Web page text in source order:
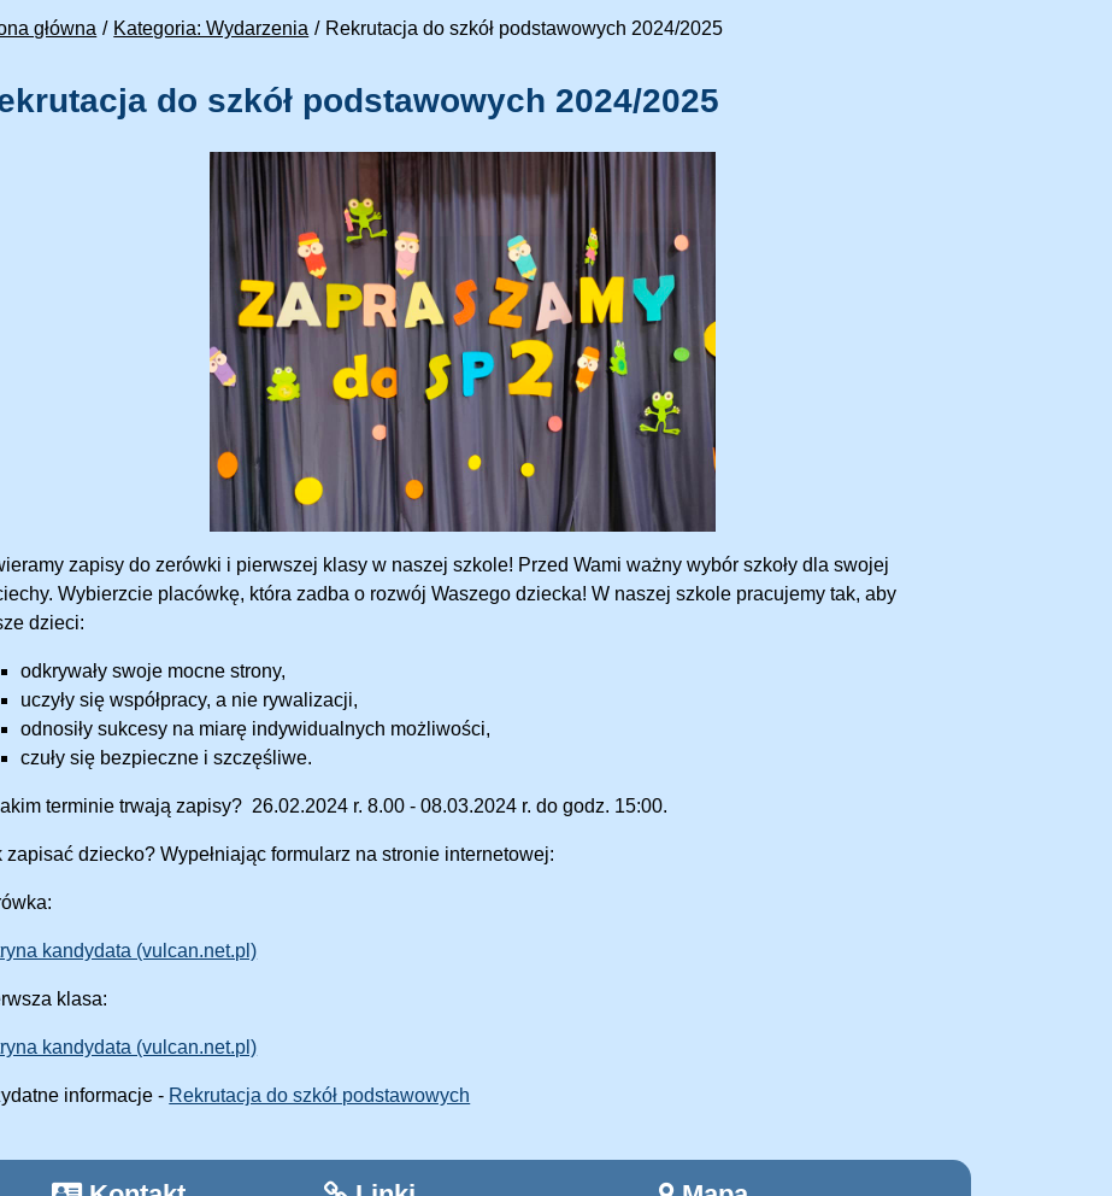
główna Kategoria: Wydarzenia Rekrutacja do szkół podstawowych 2024/2025
do szkół podstawowych 2024/2025
zapisy do zerówki i pierwszej klasy w naszej szkole! Przed Wami ważny wybór szkoły dla swojej
Wybierzcie placówkę, która zadba o rozwój Waszego dziecka! W naszej szkole pracujemy tak, aby
dzieci:
odkrywały swoje mocne strony,
uczyły się współpracy, a nie rywalizacji,
odnosiły sukcesy na miarę indywidualnych możliwości,
czuły się bezpieczne i szczęśliwe.
terminie trwają zapisy? 26.02.2024 r. 8.00 - 08.03.2024 r. do godz. 15:00.
zapisać dziecko? Wypełniając formularz na stronie internetowej:
kandydata (vulcan.net.pl)
klasa:
kandydata (vulcan.net.pl)
informacje - Rekrutacja do szkół podstawowych